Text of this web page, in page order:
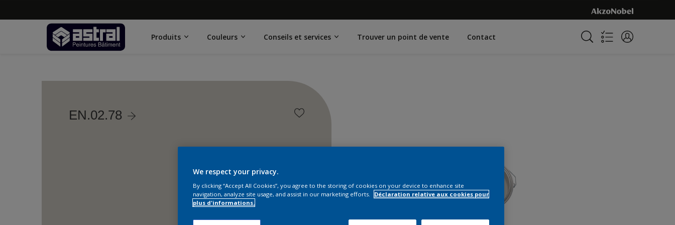
Produits Couleurs Conseils et services Trouver un point de vente Contact
EN.02.78
We respect your privacy.
By clicking “Accept All Cookies”, you agree to the storing of cookies on your device to enhance site
navigation, analyze site usage, and assist in our marketing efforts.
Déclaration relative aux cookies pour
plus d'informations.